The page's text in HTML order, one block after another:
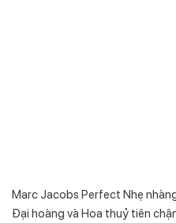
Marc Jacobs Perfect Nhẹ
Đại hoàng và Hoa thuỷ tiên